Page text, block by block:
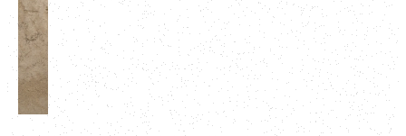
Finální hliněná
omítka ART -
antik bílá
Dokonalý vzhled se